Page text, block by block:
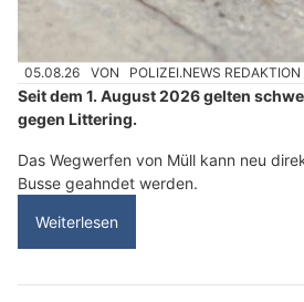
05.08.26 VON POLIZEI.NEWS REDAKTION
Seit dem 1. August 2026 gelten
gegen Littering.
Das Wegwerfen von Müll kann neu
Busse geahndet werden.
Weiterlesen